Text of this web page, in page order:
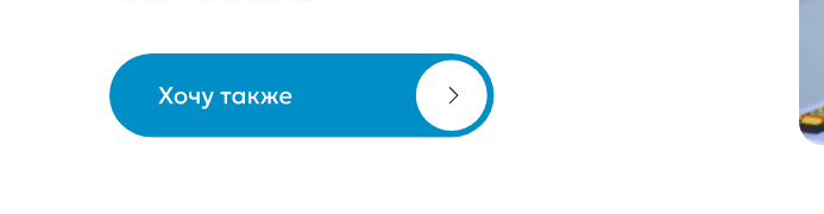
Заказать звонок